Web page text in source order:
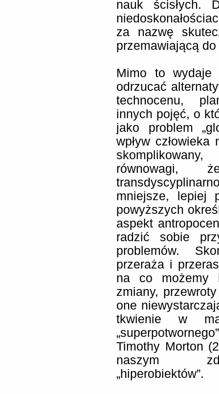
nauk ścisłych.
za nazwę
przemawiającą
Mimo to
odrzucać
technocenu,
innych pojęć, o
jako problem
wpływ
mniejsze, lepiej
powyższych
aspekt
radzić sobie
problemów.
przeraża i
na co możemy
zmiany,
one
tkwienie w
Timothy Morton
naszym
„hiperobiektów”.